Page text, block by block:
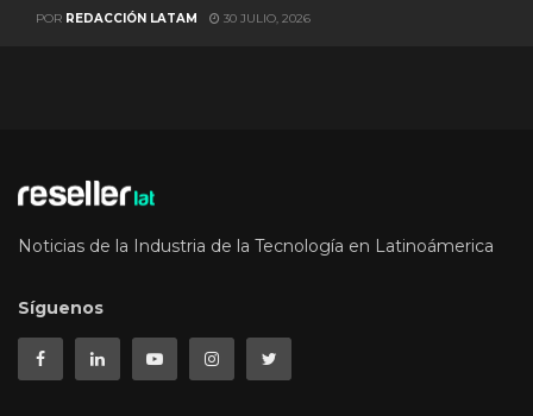
POR REDACCIÓN LATAM 30 JULIO, 2026
Noticias de la Industria de la Tecnología en Latinoámerica
Síguenos